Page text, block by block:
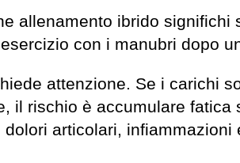
allenamento ibrido significhi
con i manubri dopo
attenzione. Se i carichi
il rischio è accumulare fatica
articolari, infiammazioni